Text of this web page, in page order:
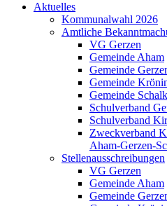
Aktuelles
Kommunalwahl 2026
Amtliche
VG Gerzen
Gemeinde Aham
Gemeinde
Gemeinde
Gemeinde
Schulverband
Schulverband
Zweckverband
Aham-Gerzen-
Stellenausschreibungen
VG Gerzen
Gemeinde Aham
Gemeinde